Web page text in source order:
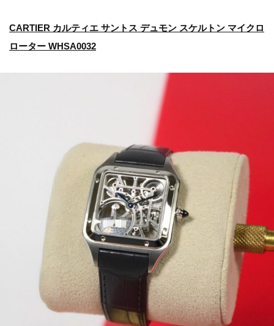
CARTIER カルティエ サントス デュモン スケルトン マイクロ
ローター WHSA0032